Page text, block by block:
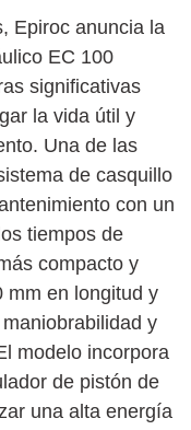
Epiroc anuncia la
EC 100
significativas
la vida útil y
Una de las
de casquillo
con un
tiempos de
compacto y
mm en longitud y
y
modelo incorpora
de pistón de
una alta energía